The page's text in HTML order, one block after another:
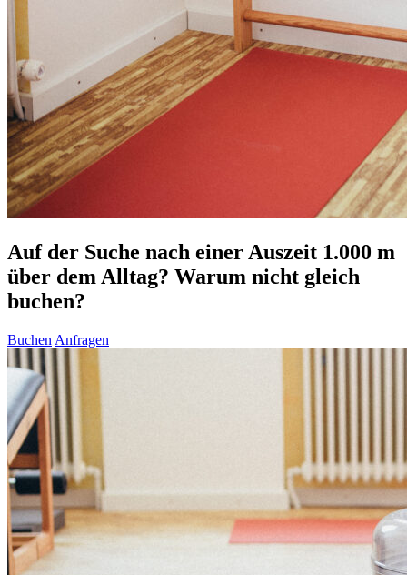
Auf der Suche nach einer Auszeit 1.000 m
über dem Alltag? Warum nicht gleich
buchen?
Buchen Anfragen